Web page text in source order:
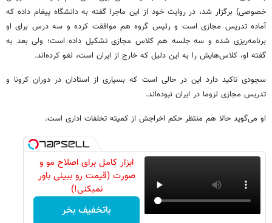
خصوصی) برگزار شد، در روایت خود از این ماجرا گفته به دانشگاه پیغام داده که
آماده تدریس مجازی است و رئیس گروه هم موافقت کرده و سه درس برای او
برنامه‌ریزی شده و سه جلسه هم کلاس مجازی تشکیل داده است؛ ولی بعد به
گفته او، کلاس‌هایش را به این دلیل که خارج از ایران است، لغو کرده‌اند.
سجودی تاکید دارد این در حالی است که بسیاری از استادان در دوران کرونا و
تدریس مجازی لزوما در ایران نبوده‌اند.
او می‌گوید حالا هم منتظر حکم اخراجش از کمیته تخلفات اداری است.
ابزار کامل برای اصلاح مو و
صورت (قیمت رو ببینی باور
نمیکنی!)
باتخفیف بخر